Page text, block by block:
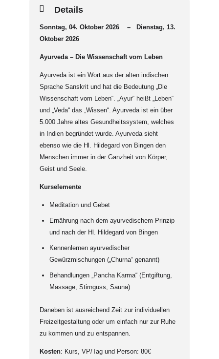
Details
Sonntag, 04. Oktober 2026 – Dienstag, 13.
Oktober 2026
Ayurveda – Die Wissenschaft vom Leben
Ayurveda ist ein Wort aus der alten indischen
Sprache Sanskrit und hat die Bedeutung „Die
Wissenschaft vom Leben“. „Ayur“ heißt „Leben“
und „Veda“ das „Wissen“. Ayurveda ist ein über
5.000 Jahre altes Gesundheitssystem, welches
in Indien begründet wurde. Ayurveda sieht
ebenso wie die Hl. Hildegard von Bingen den
Menschen immer in der Ganzheit von Körper,
Geist und Seele.
Kurselemente
Meditation und Gebet
Ernährung nach dem ayurvedischem Prinzip
und nach der Hl. Hildegard von Bingen
Kennenlernen ayurvedischer
Gewürzmischungen („Churna“ genannt)
Behandlungen „Pancha Karma“ (Entgiftung,
Massage, Stirnguss, Sauna)
Daneben ist ausreichend Zeit zur individuellen
Freizeitgestaltung oder um einfach nur zur Ruhe
zu kommen und zu entspannen.
Kosten: Kurs, VP/Tag und Person: 80€